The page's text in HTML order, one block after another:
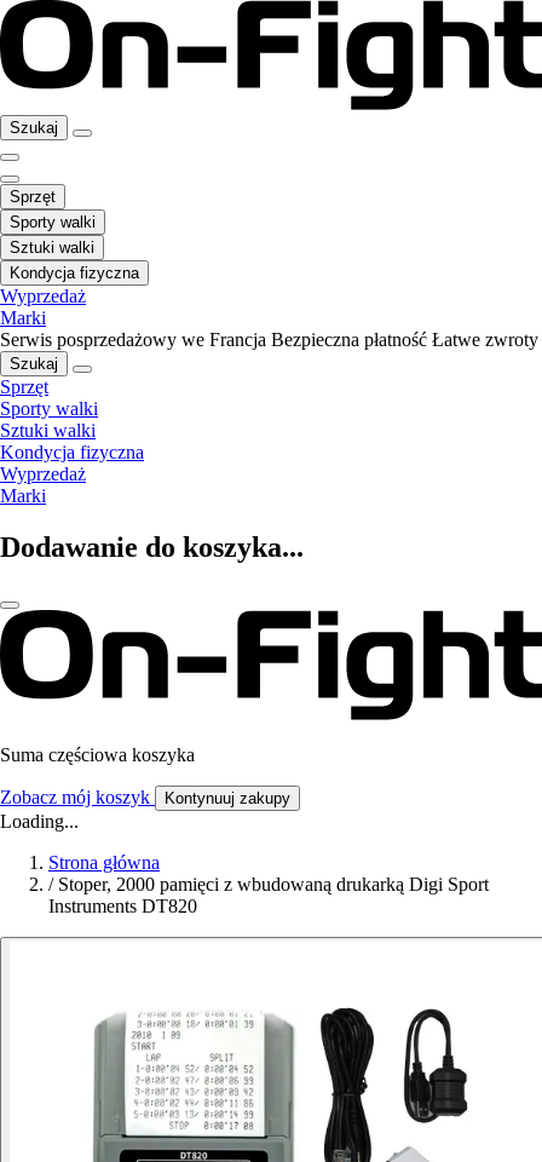
Szukaj
Sprzęt
Sporty walki
Sztuki walki
Kondycja fizyczna
Wyprzedaż
Marki
Serwis posprzedażowy we Francja Bezpieczna płatność Łatwe zwroty
Szukaj
Sprzęt
Sporty walki
Sztuki walki
Kondycja fizyczna
Wyprzedaż
Marki
Dodawanie do koszyka...
Suma częściowa koszyka
Zobacz mój koszyk Kontynuuj zakupy
Loading...
Strona główna
/ Stoper, 2000 pamięci z wbudowaną drukarką Digi Sport
Instruments DT820